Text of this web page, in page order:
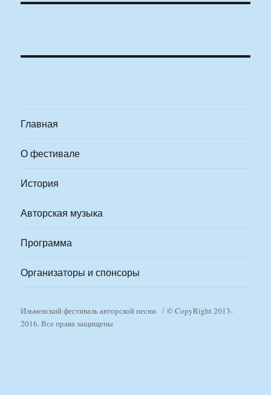
Главная
О фестивале
История
Авторская музыка
Программа
Организаторы и спонсоры
Ильменский фестиваль авторской песни
© CopyRight 2013-
2016. Все права защищены